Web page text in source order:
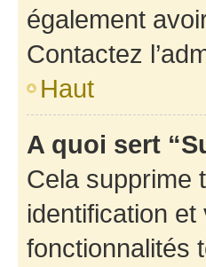
également
Contactez
Haut
A quoi sert
Cela supprime
identification
fonctionnalités